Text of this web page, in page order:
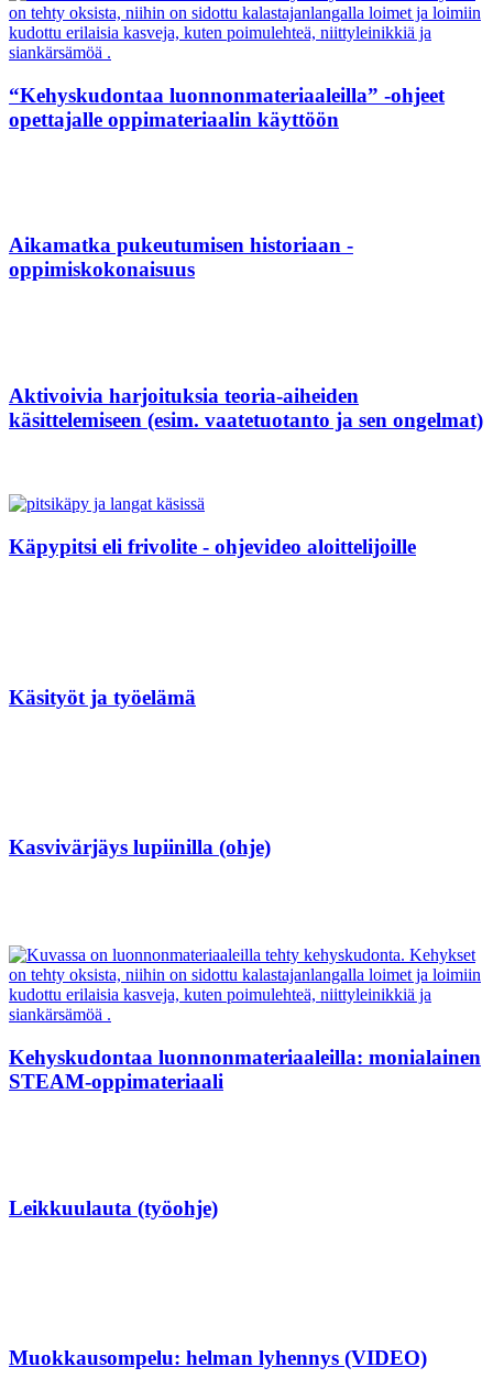
“Kehyskudontaa luonnonmateriaaleilla” -ohjeet
opettajalle oppimateriaalin käyttöön
Aikamatka pukeutumisen historiaan -
oppimiskokonaisuus
Aktivoivia harjoituksia teoria-aiheiden
käsittelemiseen (esim. vaatetuotanto ja sen ongelmat)
Käpypitsi eli frivolite - ohjevideo aloittelijoille
Käsityöt ja työelämä
Kasvivärjäys lupiinilla (ohje)
Kehyskudontaa luonnonmateriaaleilla: monialainen
STEAM-oppimateriaali
Leikkuulauta (työohje)
Muokkausompelu: helman lyhennys (VIDEO)